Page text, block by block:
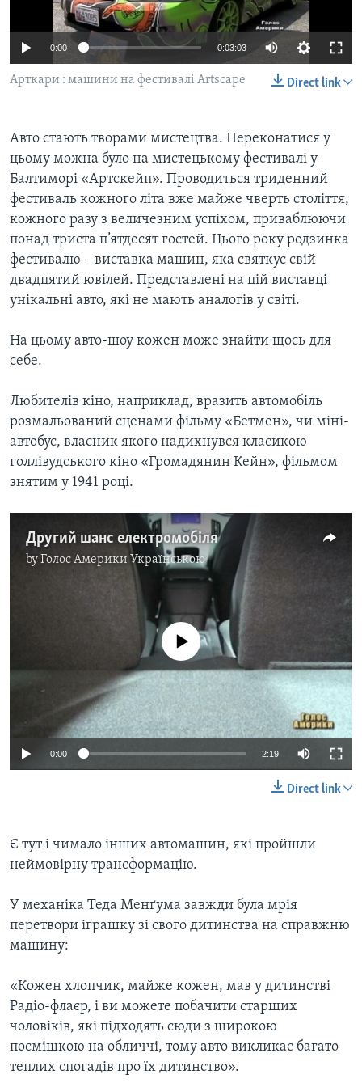
СУСПІЛЬСТВО
ЕКОНОМІКА
ІСТОРІЇ УСПІХУ УКРАЇНЦІВ
ТЕЛЕПРОГРАМИ
БРИФІНГ ГОЛОСУ АМЕРИКИ
ВІКНО В АМЕРИКУ
ПРАЙМ-ТАЙМ
ПОГЛЯД З ВАШИНГТОНА
ENGLISH
МИ В СОЦМЕРЕЖАХ
Мови
0:00 0:03:03
Direct link
Арткари : машини на фестивалі Artscape
Авто стають творами мистецтва. Переконатися у
цьому можна було на мистецькому фестивалі у
Балтиморі «Артскейп». Проводиться триденний
фестиваль кожного літа вже майже чверть століття,
кожного разу з величезним успіхом, приваблюючи
понад триста п’ятдесят гостей. Цього року родзинка
фестивалю – виставка машин, яка святкує свій
двадцятий ювілей. Представлені на цій виставці
унікальні авто, які не мають аналогів у світі.
На цьому авто-шоу кожен може знайти щось для
себе.
Любителів кіно, наприклад, вразить автомобіль
розмальований сценами фільму «Бетмен», чи міні-
автобус, власник якого надихнувся класикою
голлівудського кіно «Громадянин Кейн», фільмом
знятим у 1941 році.
Другий шанс електромобіля
byГолос Америки Українською
No media source currently available
0:00 2:19
Direct link
Є тут і чимало інших автомашин, які пройшли
неймовірну трансформацію.
У механіка Теда Менґума завжди була мрія
перетвори іграшку зі свого дитинства на справжню
машину:
«Кожен хлопчик, майже кожен, мав у дитинстві
Радіо-флаєр, і ви можете побачити старших
чоловіків, які підходять сюди з широкою
посмішкою на обличчі, тому авто викликає багато
теплих спогадів про їх дитинство».